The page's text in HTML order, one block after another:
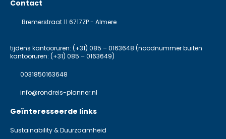
Contact
Bremerstraat 11 6717ZP - Almere
tijdens kantooruren: (+31) 085 – 0163648 (noodnummer buiten
kantooruren: (+31) 085 – 0163649)
0031850163648
info@rondreis-planner.nl
Geïnteresseerde links
Sustainability & Duurzaamheid